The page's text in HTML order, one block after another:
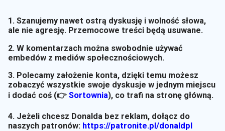
1. Szanujemy nawet ostrą dyskusję i wolność słowa,
ale nie agresję. Przemocowe treści będą usuwane.
2. W komentarzach można swobodnie używać
embedów z mediów społecznościowych.
3. Polecamy założenie konta, dzięki temu możesz
zobaczyć wszystkie swoje dyskusje w jednym miejscu
i dodać coś (👉 Sortownia), co trafi na stronę główną.
4. Jeżeli chcesz Donalda bez reklam, dołącz do
naszych patronów: https://patronite.pl/donaldpl